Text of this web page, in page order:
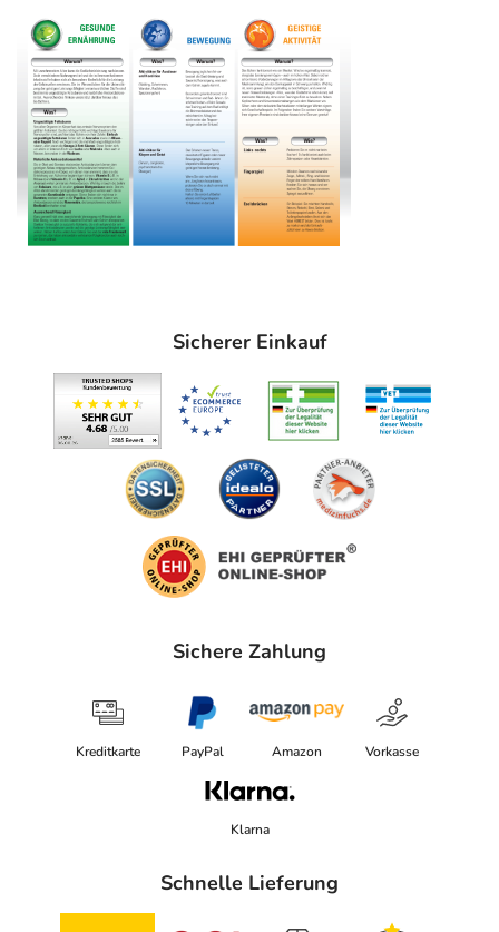
Sicherer Einkauf
Sichere Zahlung
Kreditkarte PayPal Amazon Vorkasse
Klarna
Schnelle Lieferung